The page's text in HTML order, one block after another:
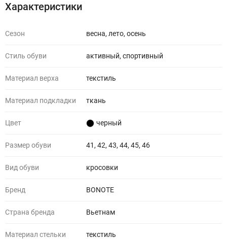
Характеристики
Сезон весна, лето, осень
Стиль обуви активный, спортивный
Материал верха текстиль
Материал подкладки ткань
Цвет черный
Размер обуви 41, 42, 43, 44, 45, 46
Вид обуви кросовки
Бренд BONOTE
Страна бренда Вьетнам
Материал стельки текстиль